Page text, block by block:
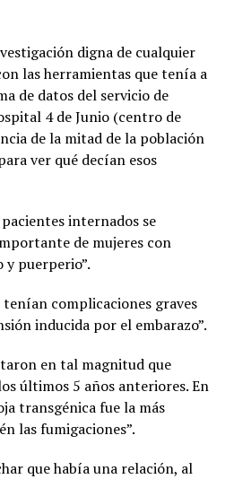
digna de cualquier
las herramientas que tenía a
de datos del servicio de
4 de Junio (centro de
de la mitad de la población
ver qué decían esos
internados se
de mujeres con
puerperio”.
tenían complicaciones graves
inducida por el embarazo”.
en tal magnitud que
últimos 5 años anteriores. En
transgénica fue la más
las fumigaciones”.
que había una relación, al